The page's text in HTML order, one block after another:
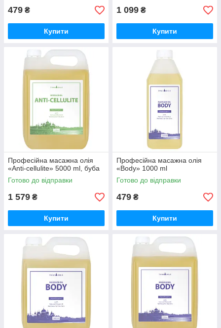
479 ₴
Купити
1 099 ₴
Купити
Професійна масажна олія
«Anti-cellulite» 5000 ml, буба
Готово до відправки
1 579 ₴
Купити
Професійна масажна олія
«Body» 1000 ml
Готово до відправки
479 ₴
Купити